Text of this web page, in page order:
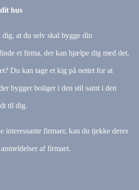
hus
at du selv skal bygge din
et firma, der kan hjælpe dig med det.
Du kan tage et kig på nettet for at
bygger boliger i den stil samt i den
til dig.
interessante firmaer, kan du tjekke deres
af firmaet.